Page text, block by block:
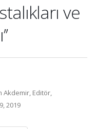
ve
Akdemir, Editör,
2019